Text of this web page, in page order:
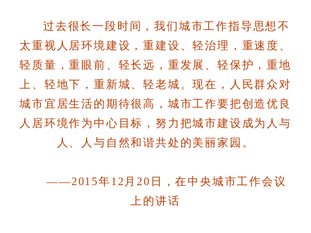
过去很长一段时间，我们城市工作指导思想不
太重视人居环境建设，重建设、轻治理，重速度、
轻质量，重眼前、轻长远，重发展、轻保护，重地
上、轻地下，重新城、轻老城。现在，人民群众对
城市宜居生活的期待很高，城市工作要把创造优良
人居环境作为中心目标，努力把城市建设成为人与
人、人与自然和谐共处的美丽家园。
——2015年12月20日，在中央城市工作会议
上的讲话